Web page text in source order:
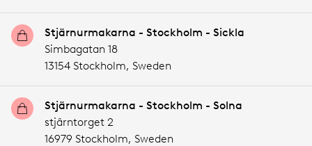
Stjärnurmakarna - Stockholm - Sickla
Simbagatan 18
13154 Stockholm, Sweden
Stjärnurmakarna - Stockholm - Solna
stjârntorget 2
16979 Stockholm, Sweden